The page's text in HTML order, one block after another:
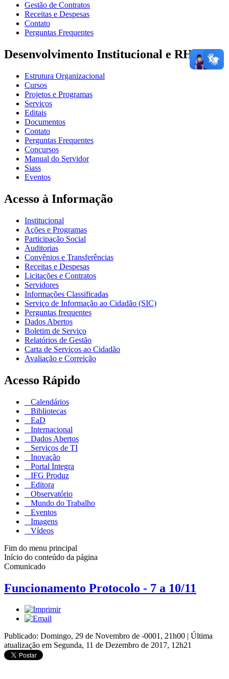
Gestão de Contratos
Receitas e Despesas
Contato
Perguntas Frequentes
Desenvolvimento Institucional e RH
Estrutura Organizacional
Cursos
Projetos e Programas
Serviços
Editais
Documentos
Contato
Perguntas Frequentes
Concursos
Manual do Servidor
Siass
Eventos
Acesso à Informação
Institucional
Ações e Programas
Participação Social
Auditorias
Convênios e Transferências
Receitas e Despesas
Licitações e Contratos
Servidores
Informações Classificadas
Serviço de Informação ao Cidadão (SIC)
Perguntas frequentes
Dados Abertos
Boletim de Serviço
Relatórios de Gestão
Carta de Serviços ao Cidadão
Avaliação e Correição
Acesso Rápido
Calendários
Bibliotecas
EaD
Internacional
Dados Abertos
Serviços de TI
Inovação
Portal Integra
IFG Produz
Editora
Observatório
Mundo do Trabalho
Eventos
Imagens
Vídeos
Fim do menu principal
Início do conteúdo da página
Comunicado
Funcionamento Protocolo - 7 a 10/11
Publicado: Domingo, 29 de Novembro de -0001, 21h00 | Última
atualização em Segunda, 11 de Dezembro de 2017, 12h21